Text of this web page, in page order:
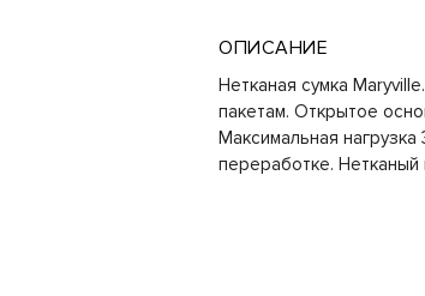
ОПИСАНИЕ
Нетканая сумка
пакетам. Открытое
Максимальная нагрузка
переработке. Нетканый